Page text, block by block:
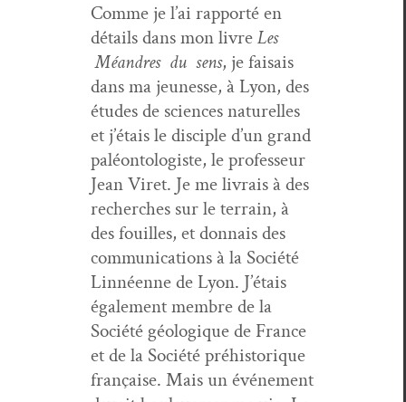
Comme je l’ai rap­porté en
détails dans mon livreLes
Méan­dres du sens, je fai­sais
dans ma jeunesse, à Lyon, des
études de sci­ences naturelles
et j’é­tais le dis­ci­ple d’un grand
paléon­tol­o­giste, le pro­fesseur
Jean Viret. Je me livrais à des
recherch­es sur le ter­rain, à
des fouilles, et don­nais des
com­mu­ni­ca­tions à la Société
Lin­néenne de Lyon. J’é­tais
égale­ment mem­bre de la
Société géologique de France
et de la Société préhis­torique
française. Mais un événe­ment